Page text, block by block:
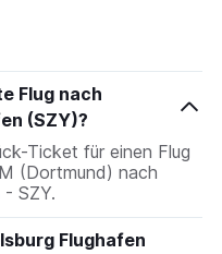
Flug nach
(SZY)?
Ticket für einen Flug
(Dortmund) nach
SZY.
Flughafen